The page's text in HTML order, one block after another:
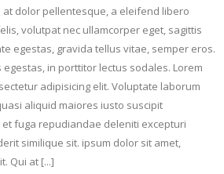
dolor pellentesque, a eleifend libero
volutpat nec ullamcorper eget, sagittis
egestas, gravida tellus vitae, semper eros.
egestas, in porttitor lectus sodales. Lorem
adipisicing elit. Voluptate laborum
aliquid maiores iusto suscipit
fuga repudiandae deleniti excepturi
similique sit. ipsum dolor sit amet,
Qui at [...]